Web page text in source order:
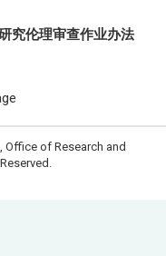
究伦理审查作业办法
Office of Research and